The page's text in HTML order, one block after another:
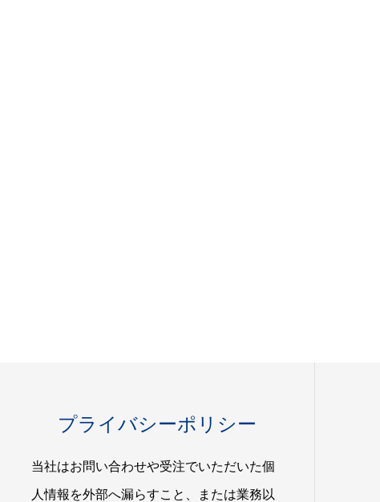
プライバシーポリシー
当社はお問い合わせや受注でいただいた個
人情報を外部へ漏らすこと、または業務以